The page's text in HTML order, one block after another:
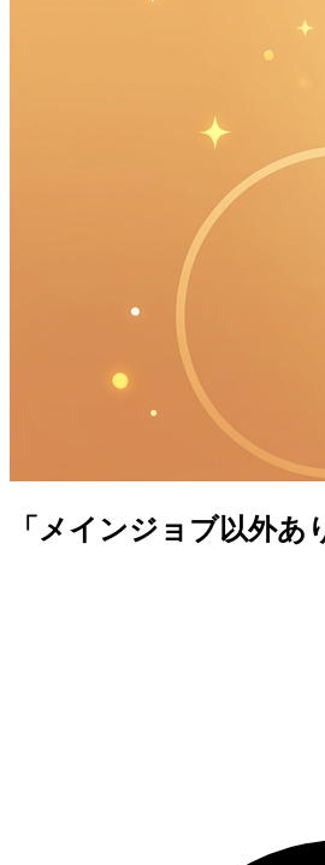
「メインジョブ以外